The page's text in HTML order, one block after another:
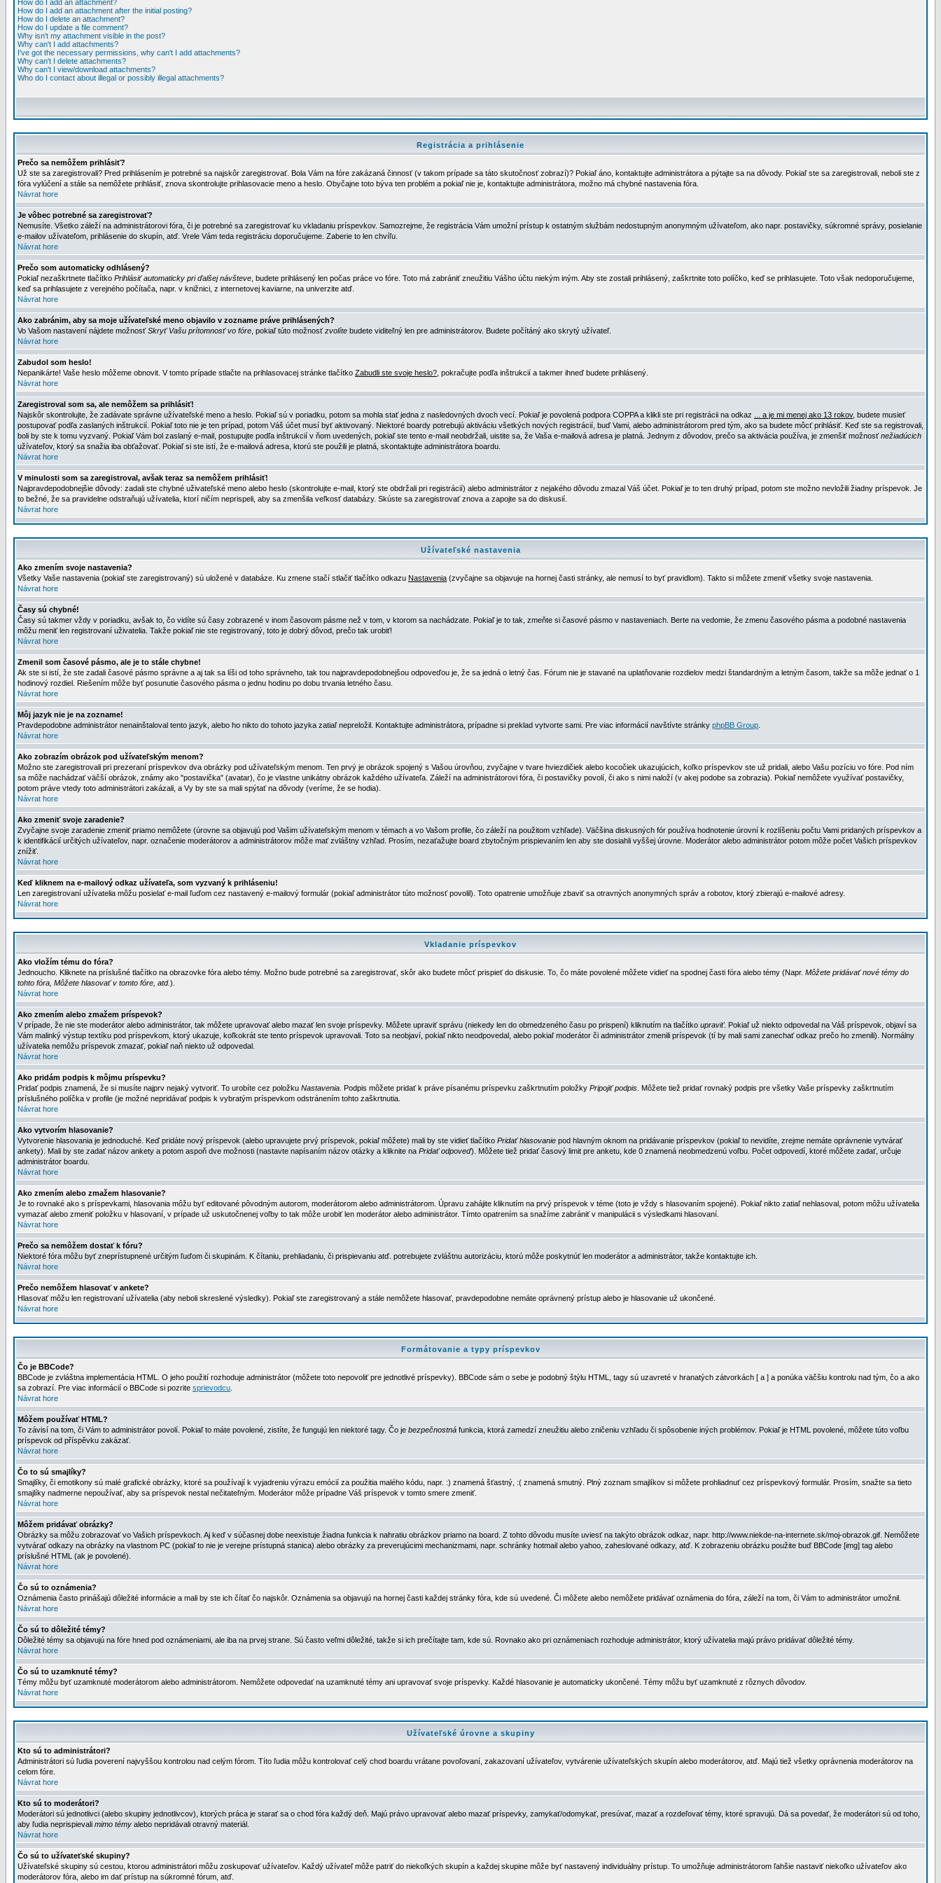
How do I add an attachment?
How do I add an attachment after the initial posting?
How do I delete an attachment?
How do I update a file comment?
Why isn't my attachment visible in the post?
Why can't I add attachments?
I've got the necessary permissions, why can't I add attachments?
Why can't I delete attachments?
Why can't I view/download attachments?
Who do I contact about illegal or possibly illegal attachments?
Registrácia a prihlásenie
Prečo sa nemôžem prihlásiť?
Už ste sa zaregistrovali? Pred prihlásením je potrebné sa najskôr zaregistrovať. Bola Vám na fóre zakázaná činnosť (v takom prípade sa táto skutočnosť zobrazí)? Pokiaľ áno, kontaktujte administrátora a pýtajte sa na dôvody. Pokiaľ ste sa zaregistrovali, neboli ste z
fóra vylúčení a stále sa nemôžete prihlásiť, znova skontrolujte prihlasovacie meno a heslo. Obyčajne toto býva ten problém a pokiaľ nie je, kontaktujte administrátora, možno má chybné nastavenia fóra.
Návrat hore
Je vôbec potrebné sa zaregistrovať?
Nemusíte. Všetko záleží na administrátorovi fóra, či je potrebné sa zaregistrovať ku vkladaniu príspevkov. Samozrejme, že registrácia Vám umožní prístup k ostatným službám nedostupným anonymným užívateľom, ako napr. postavičky, súkromné správy, posielanie
e-mailov užívateľom, prihlásenie do skupín, atď. Vrele Vám teda registráciu doporučujeme. Zaberie to len chvíľu.
Návrat hore
Prečo som automaticky odhlásený?
Pokiaľ nezaškrtnete tlačítko Prihlásiť automaticky pri ďalšej návšteve , budete prihlásený len počas práce vo fóre. Toto má zabrániť zneužitiu Vášho účtu niekým iným. Aby ste zostali prihlásený, zaškrtnite toto políčko, keď se prihlasujete. Toto však nedoporučujeme,
keď sa prihlasujete z verejného počítača, napr. v knižnici, z internetovej kaviarne, na univerzite atď.
Návrat hore
Ako zabránim, aby sa moje užívateľské meno objavilo v zozname práve prihlásených?
Vo Vašom nastavení nájdete možnosťSkryť Vašu prítomnosť vo fóre , pokiaľ túto možnosťzvolíte budete viditeľný len pre administrátorov. Budete počítáný ako skrytý užívateľ.
Návrat hore
Zabudol som heslo!
Nepanikárte! Vaše heslo môžeme obnovit. V tomto prípade stlačte na prihlasovacej stránke tlačítko Zabudli ste svoje heslo? , pokračujte podľa inštrukcií a takmer ihneď budete prihlásený.
Návrat hore
Zaregistroval som sa, ale nemôžem sa prihlásiť!
Najskôr skontrolujte, že zadávate správne užívateľské meno a heslo. Pokiaľ sú v poriadku, potom sa mohla stať jedna z nasledovných dvoch vecí. Pokiaľ je povolená podpora COPPA a klikli ste pri registrácii na odkaz
... a je mi menej ako 13 rokov, budete musieť
postupovať podľa zaslaných inštrukcií. Pokiaľ toto nie je ten prípad, potom Váš účet musí byť aktivovaný. Niektoré boardy potrebujú aktiváciu všetkých nových registrácií, buď Vami, alebo administrátorom pred tým, ako sa budete môcť prihlásiť. Keď ste sa registrovali,
boli by ste k tomu vyzvaný. Pokiaľ Vám bol zaslaný e-mail, postupujte podľa inštrukcií v ňom uvedených, pokiaľ ste tento e-mail neobdržali, uistite sa, že Vaša e-mailová adresa je platná. Jednym z dôvodov, prečo sa aktivácia používa, je zmenšiť možnosťnežiadúcich
užívateľov, ktorý sa snažia iba obťažovať. Pokiaľ si ste istí, že e-mailová adresa, ktorú ste použili je platná, skontaktujte administrátora boardu.
Návrat hore
V minulosti som sa zaregistroval, avšak teraz sa nemôžem prihlásiť!
Najpravdepodobnejšie dôvody: zadali ste chybné uživateľské meno alebo heslo (skontrolujte e-mail, ktorý ste obdržali pri registrácií) alebo administrátor z nejakého dôvodu zmazal Váš účet. Pokiaľ je to ten druhý prípad, potom ste možno nevložili žiadny príspevok. Je
to bežné, že sa pravidelne odstraňujú užívatelia, ktorí ničím neprispeli, aby sa zmenšila veľkosť databázy. Skúste sa zaregistrovať znova a zapojte sa do diskusií.
Návrat hore
Užívateľské nastavenia
Ako zmením svoje nastavenia?
Všetky Vaše nastavenia (pokiaľ ste zaregistrovaný) sú uložené v databáze. Ku zmene stačí stlačiť tlačítko odkazu Nastavenia (zvyčajne sa objavuje na hornej časti stránky, ale nemusí to byť pravidlom). Takto si môžete zmeniť všetky svoje nastavenia.
Návrat hore
Časy sú chybné!
Časy sú takmer vždy v poriadku, avšak to, čo vidíte sú časy zobrazené v inom časovom pásme než v tom, v ktorom sa nachádzate. Pokiaľ je to tak, zmeňte si časové pásmo v nastaveniach. Berte na vedomie, že zmenu časového pásma a podobné nastavenia
môžu meniť len registrovaní uživatelia. Takže pokiaľ nie ste registrovaný, toto je dobrý dôvod, prečo tak urobiť!
Návrat hore
Zmenil som časové pásmo, ale je to stále chybne!
Ak ste si istí, že ste zadali časové pásmo správne a aj tak sa líši od toho správneho, tak tou najpravdepodobnejšou odpoveďou je, že sa jedná o letný čas. Fórum nie je stavané na uplatňovanie rozdielov medzi štandardným a letným časom, takže sa môže jednať o 1
hodinový rozdiel. Riešením môže byť posunutie časového pásma o jednu hodinu po dobu trvania letného času.
Návrat hore
Môj jazyk nie je na zozname!
Pravdepodobne administrátor nenainštaloval tento jazyk, alebo ho nikto do tohoto jazyka zatiaľ nepreložil. Kontaktujte administrátora, prípadne si preklad vytvorte sami. Pre viac informácií navštívte stránky phpBB Group
Návrat hore
Ako zobrazím obrázok pod užívateľským menom?
Možno ste zaregistrovali pri prezeraní príspevkov dva obrázky pod užívateľským menom. Ten prvý je obrázok spojený s Vašou úrovňou, zvyčajne v tvare hviezdičiek alebo kocočiek ukazujúcich, koľko príspevkov ste už pridali, alebo Vašu pozíciu vo fóre. Pod ním
sa môže nachádzať väčší obrázok, známy ako "postavička" (avatar), čo je vlastne unikátny obrázok každého užívateľa. Záleží na administrátorovi fóra, či postavičky povolí, či ako s nimi naloží (v akej podobe sa zobrazia). Pokiaľ nemôžete využívať postavičky,
potom práve vtedy toto administrátori zakázali, a Vy by ste sa mali spýtať na dôvody (veríme, že se hodia).
Návrat hore
Ako zmeniť svoje zaradenie?
Zvyčajne svoje zaradenie zmeniť priamo nemôžete (úrovne sa objavujú pod Vašim užívateľským menom v témach a vo Vašom profile, čo záleží na použitom vzhľade). Väčšina diskusných fór používa hodnotenie úrovní k rozlíšeniu počtu Vami pridaných príspevkov a
k identifikácií určitých užívateľov, napr. označenie moderátorov a administrátorov môže mať zvláštny vzhľad. Prosím, nezaťažujte board zbytočným prispievaním len aby ste dosiahli vyššej úrovne. Moderátor alebo administrátor potom môže počet Vašich príspevkov
znížiť.
Návrat hore
Keď kliknem na e-mailový odkaz užívateľa, som vyzvaný k prihláseniu!
Len zaregistrovaní užívatelia môžu posielať e-mail ľuďom cez nastavený e-mailový formulár (pokiaľ administrátor túto možnosť povolil). Toto opatrenie umožňuje zbaviť sa otravných anonymných správ a robotov, ktorý zbierajú e-mailové adresy.
Návrat hore
Vkladanie príspevkov
Ako vložím tému do fóra?
Jednoucho. Kliknete na príslušné tlačítko na obrazovke fóra alebo témy. Možno bude potrebné sa zaregistrovať, skôr ako budete môcť prispieť do diskusie. To, čo máte povolené môžete vidieť na spodnej časti fóra alebo témy (Napr. Môžete pridávať nové témy do
tohto fóra, Môžete hlasovať v tomto fóre, atd.).
Návrat hore
Ako zmením alebo zmažem príspevok?
V prípade, že nie ste moderátor alebo administrátor, tak môžete upravovať alebo mazať len svoje príspevky. Môžete upraviť správu (niekedy len do obmedzeného času po prispení) kliknutím na tlačítko upraviť. Pokiaľ už niekto odpovedal na Váš príspevok, objaví sa
Vám malinký výstup textíku pod príspevkom, ktorý ukazuje, koľkokrát ste tento príspevok upravovali. Toto sa neobjaví, pokiaľ nikto neodpovedal, alebo pokiaľ moderátor či administrátor zmenili príspevok (tí by mali sami zanechať odkaz prečo ho zmenili). Normálny
užívatelia nemôžu príspevok zmazať, pokiaľ naň niekto už odpovedal.
Návrat hore
Ako pridám podpis k môjmu príspevku?
Pridať podpis znamená, že si musíte najprv nejaký vytvoriť. To urobíte cez položku Nastavenia . Podpis môžete pridať k práve písanému príspevku zaškrtnutím položky Pripojiť podpis . Môžete tiež pridať rovnaký podpis pre všetky Vaše príspevky zaškrtnutím
príslušného políčka v profile (je možné nepridávať podpis k vybratým príspevkom odstránením tohto zaškrtnutia.
Návrat hore
Ako vytvorím hlasovanie?
Vytvorenie hlasovania je jednoduché. Keď pridáte nový príspevok (alebo upravujete prvý príspevok, pokiaľ môžete) mali by ste vidieť tlačítko Pridať hlasovanie pod hlavným oknom na pridávanie príspevkov (pokiaľ to nevidíte, zrejme nemáte oprávnenie vytvárať
ankety). Mali by ste zadať názov ankety a potom aspoň dve možnosti (nastavte napísaním názov otázky a kliknite na Pridať odpoveď). Môžete tiež pridať časový limit pre anketu, kde 0 znamená neobmedzenú voľbu. Počet odpovedí, ktoré môžete zadať, určuje
administrátor boardu.
Návrat hore
Ako zmením alebo zmažem hlasovanie?
Je to rovnaké ako s príspevkami, hlasovania môžu byť editované pôvodným autorom, moderátorom alebo administrátorom. Úpravu zahájite kliknutím na prvý príspevok v téme (toto je vždy s hlasovaním spojené). Pokiaľ nikto zatiaľ nehlasoval, potom môžu užívatelia
vymazať alebo zmeniť položku v hlasovaní, v prípade už uskutočnenej voľby to tak môže urobiť len moderátor alebo administrátor. Tímto opatrením sa snažíme zabrániť v manipulácii s výsledkami hlasovaní.
Návrat hore
Prečo sa nemôžem dostať k fóru?
Niektoré fóra môžu byť zneprístupnené určitým ľuďom či skupinám. K čítaniu, prehliadaniu, či prispievaniu atď. potrebujete zvláštnu autorizáciu, ktorú môže poskytnúť len moderátor a administrátor, takže kontaktujte ich.
Návrat hore
Prečo nemôžem hlasovať v ankete?
Hlasovať môžu len registrovaní užívatelia (aby neboli skreslené výsledky). Pokiaľ ste zaregistrovaný a stále nemôžete hlasovať, pravdepodobne nemáte oprávnený prístup alebo je hlasovanie už ukončené.
Návrat hore
Formátovanie a typy príspevkov
Čo je BBCode?
BBCode je zvláštna implementácia HTML. O jeho použití rozhoduje administrátor (môžete toto nepovoliť pre jednotlivé príspevky). BBCode sám o sebe je podobný štýlu HTML, tagy sú uzavreté v hranatých zátvorkách [ a ] a ponúka väčšiu kontrolu nad tým, čo a ako
sa zobrazí. Pre viac informácií o BBCode si pozrite sprievodcu
Návrat hore
Môžem používať HTML?
To závisí na tom, či Vám to administrátor povolí. Pokiaľ to máte povolené, zistíte, že fungujú len niektoré tagy. Čo je bezpečnostná funkcia, ktorá zamedzí zneužitiu alebo zničeniu vzhľadu či spôsobenie iných problémov. Pokiaľ je HTML povolené, môžete túto voľbu
príspevok od příspěvku zakázať.
Návrat hore
Čo to sú smajlíky?
Smajlíky, či emotikony sú malé grafické obrázky, ktoré sa používají k vyjadreniu výrazu emócií za použitia malého kódu, napr. :) znamená šťastný, :( znamená smutný. Plný zoznam smajlíkov si môžete prohliadnuť cez príspevkový formulár. Prosím, snažte sa tieto
smajlíky nadmerne nepoužívať, aby sa príspevok nestal nečitateľným. Moderátor môže prípadne Váš príspevok v tomto smere zmeniť.
Návrat hore
Môžem pridávať obrázky?
Obrázky sa môžu zobrazovať vo Vašich príspevkoch. Aj keď v súčasnej dobe neexistuje žiadna funkcia k nahratiu obrázkov priamo na board. Z tohto dôvodu musíte uviesť na takýto obrázok odkaz, napr. http://www.niekde-na-internete.sk/moj-obrazok.gif. Nemôžete
vytvárať odkazy na obrázky na vlastnom PC (pokiaľ to nie je verejne prístupná stanica) alebo obrázky za preverujúcimi mechanizmami, napr. schránky hotmail alebo yahoo, zaheslované odkazy, atď. K zobrazeniu obrázku použite buď BBCode [img] tag alebo
príslušné HTML (ak je povolené).
Návrat hore
Čo sú to oznámenia?
Oznámenia často prinášajú dôležité informácie a mali by ste ich čítať čo najskôr. Oznámenia sa objavujú na hornej časti každej stránky fóra, kde sú uvedené. Či môžete alebo nemôžete pridávať oznámenia do fóra, záleží na tom, či Vám to administrátor umožnil.
Návrat hore
Čo sú to dôležité témy?
Dôležité témy sa objavujú na fóre hned pod oznámeniami, ale iba na prvej strane. Sú často veľmi dôležité, takže si ich prečítajte tam, kde sú. Rovnako ako pri oznámeniach rozhoduje administrátor, ktorý užívatelia majú právo pridávať dôležité témy.
Návrat hore
Čo sú to uzamknuté témy?
Témy môžu byť uzamknuté moderátorom alebo administrátorom. Nemôžete odpovedať na uzamknuté témy ani upravovať svoje príspevky. Každé hlasovanie je automaticky ukončené. Témy môžu byť uzamknuté z rôznych dôvodov.
Návrat hore
Užívateľské úrovne a skupiny
Kto sú to administrátori?
Administrátori sú ľudia poverení najvyššou kontrolou nad celým fórom. Títo ľudia môžu kontrolovať celý chod boardu vrátane povoľovaní, zakazovaní užívateľov, vytvárenie užívateľských skupín alebo moderátorov, atď. Majú tiež všetky oprávnenia moderátorov na
celom fóre.
Návrat hore
Kto sú to moderátori?
Moderátori sú jednotlivci (alebo skupiny jednotlivcov), ktorých práca je starať sa o chod fóra každý deň. Majú právo upravovať alebo mazať príspevky, zamykať/odomykať, presúvať, mazať a rozdeľovať témy, ktoré spravujú. Dá sa povedať, že moderátori sú od toho,
aby ľudia neprispievali mimo témy alebo nepridávali otravný materiál.
Návrat hore
Čo sú to užívateťské skupiny?
Užívateľské skupiny sú cestou, ktorou administrátori môžu zoskupovať užívateľov. Každý užívateľ môže patriť do niekoľkých skupín a každej skupine môže byť nastavený individuálny prístup. To umožňuje administrátorom ľahšie nastaviť niekoľko užívateľov ako
moderátorov fóra, alebo im dať prístup na súkromné fórum, atď.